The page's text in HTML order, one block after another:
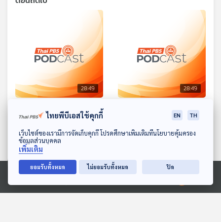
ดาวน์โหลด Thai PBS Podcast Application
Ⓒ 2020 องค์การกระจายเสียงและแพร่ภาพสาธารณะแห่งประเทศไทย
28:49
EP. 1636: กระต่ายน้อยกับ
หมาจิ้งจอกนักล่า
พระอาทิตย์ยิ้มแฉ่ง
28:49
EP. 1637: สองจ๋อยอดนัก
พระอาทิตย์ยิ้มแฉ่ง
ไทยพีบีเอสใช้คุกกี้ EN TH
เว็บไซต์ของเรามีการจัดเก็บคุกกี้ โปรดศึกษาเพิ่มเติมที่นโยบายคุ้มครอง
ข้อมูลส่วนบุคคล
เพิ่มเติม
ยอมรับทั้งหมด ไม่ยอมรับทั้งหมด ปิด